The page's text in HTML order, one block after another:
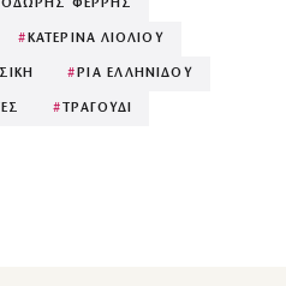
ΦΕΡΡΗΣ
# ΚΑΤΕΡΙΝΑ ΛΙΟΛΙΟΥ
# ΡΙΑ ΕΛΛΗΝΙΔΟΥ
# ΤΡΑΓΟΥΔΙ